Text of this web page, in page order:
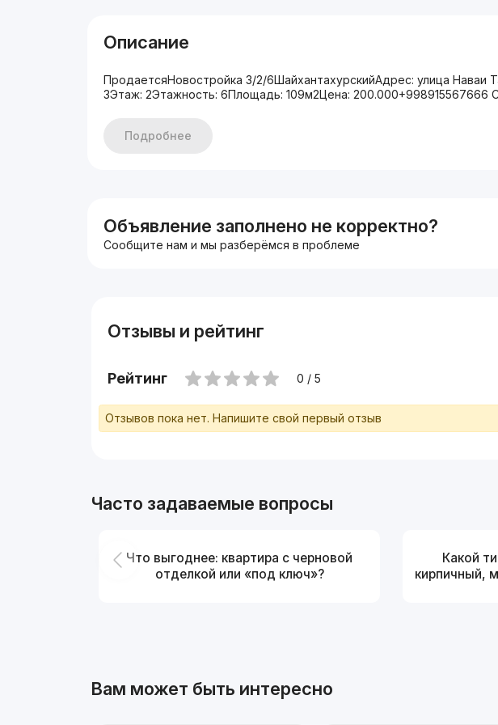
Описание
ПродаетсяНовостройка 3/2/6ШайхантахурскийАдрес: улица Наваи
3Этаж: 2Этажность: 6Площадь: 109м2Цена: 200.000+998915567666
Подробнее
Объявление заполнено не корректно?
Сообщите нам и мы разберёмся в проблеме
Отзывы и рейтинг
Рейтинг 0 / 5
Отзывов пока нет. Напишите свой первый отзыв
Часто задаваемые вопросы
Что выгоднее: квартира с черновой
отделкой или «под ключ»?
Какой
кирпичный,
Вам может быть интересно